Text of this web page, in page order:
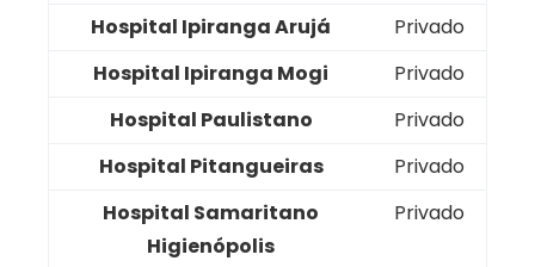
Hospital Ipiranga Arujá
Privado
Hospital Ipiranga Mogi
Privado
Hospital Paulistano
Privado
Hospital Pitangueiras
Privado
Hospital Samaritano
Higienópolis
Privado